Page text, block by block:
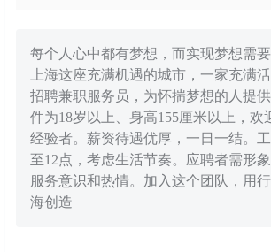
每个人心中都有梦想，而实现梦想需
上海这座充满机遇的城市，一家充满
招聘兼职服务员，为怀揣梦想的人提
件为18岁以上、身高155厘米以上，欢
经验者。薪资待遇优厚，一日一结。
至12点，考虑生活节奏。应聘者需形
服务意识和热情。加入这个团队，用
海创造